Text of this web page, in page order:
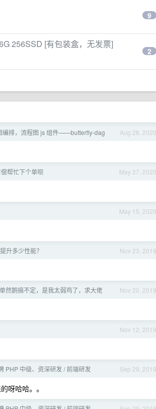
9
256SSD [有包装盒，无发票]
2
Aug 28, 2020
编排，流程图 js 组件——butterfly-dag
May 27, 2020
帮忙下个单呗
May 15, 2020
Nov 23, 2019
升多少性能？
Nov 20, 2019
然鹅搞不定，是我太弱鸡了，求大佬
Nov 12, 2019
Sep 29, 2019
PHP 中级、资深研发 / 前端研发
呀哈哈。。